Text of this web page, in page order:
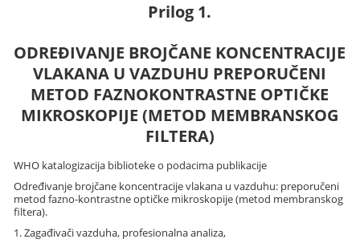
Prilog 1.
ODREĐIVANJE BROJČANE KONCENTRACIJE
VLAKANA U VAZDUHU PREPORUČENI
METOD FAZNOKONTRASTNE OPTIČKE
MIKROSKOPIJE (METOD MEMBRANSKOG
FILTERA)
WHO katalogizacija biblioteke o podacima publikacije
Određivanje brojčane koncentracije vlakana u vazduhu: preporučeni
metod fazno-kontrastne optičke mikroskopije (metod membranskog
filtera).
1. Zagađivači vazduha, profesionalna analiza,